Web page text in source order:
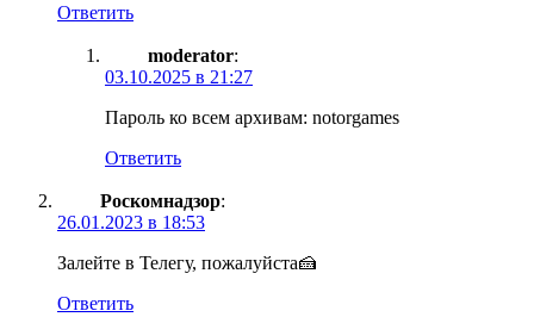
Ответить
moderator:
03.10.2025 в 21:27
Пароль ко всем архивам: notorgames
Ответить
Роскомнадзор:
26.01.2023 в 18:53
Залейте в Телегу, пожалуйста🍰
Ответить